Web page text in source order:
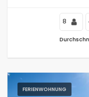
8
FERIENWOHNUNG